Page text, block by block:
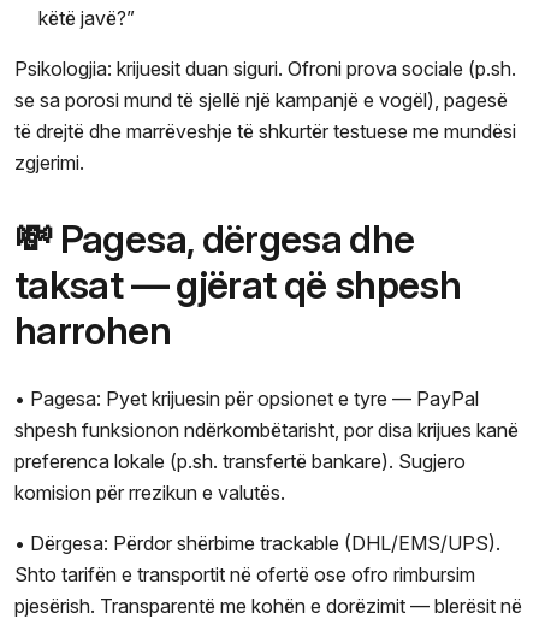
këtë javë?”
Psikologjia: krijuesit duan siguri. Ofroni prova sociale (p.sh.
se sa porosi mund të sjellë një kampanjë e vogël), pagesë
të drejtë dhe marrëveshje të shkurtër testuese me mundësi
zgjerimi.
💸 Pagesa, dërgesa dhe
taksat — gjërat që shpesh
harrohen
• Pagesa: Pyet krijuesin për opsionet e tyre — PayPal
shpesh funksionon ndërkombëtarisht, por disa krijues kanë
preferenca lokale (p.sh. transfertë bankare). Sugjero
komision për rrezikun e valutës.
• Dërgesa: Përdor shërbime trackable (DHL/EMS/UPS).
Shto tarifën e transportit në ofertë ose ofro rimbursim
pjesërish. Transparentë me kohën e dorëzimit — blerësit në